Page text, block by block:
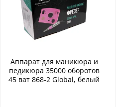
Аппарат для маникюра и
педикюра 35000 оборотов
45 ват 868-2 Global, белый